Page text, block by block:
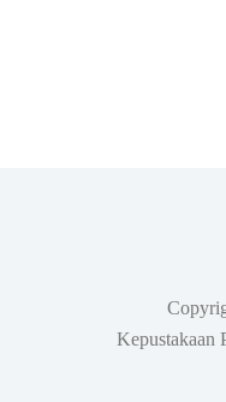
Kepustakaan